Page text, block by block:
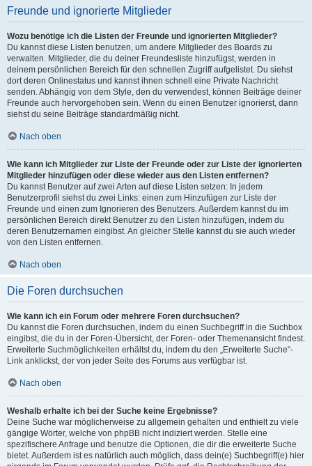
Freunde und ignorierte Mitglieder
Wozu benötige ich die Listen der Freunde und ignorierten Mitglieder?
Du kannst diese Listen benutzen, um andere Mitglieder des Boards zu
verwalten. Mitglieder, die du deiner Freundesliste hinzufügst, werden in
deinem persönlichen Bereich für den schnellen Zugriff aufgelistet. Du siehst
dort deren Onlinestatus und kannst ihnen schnell eine Private Nachricht
senden. Abhängig von dem Style, den du verwendest, können Beiträge deiner
Freunde auch hervorgehoben sein. Wenn du einen Benutzer ignorierst, dann
siehst du seine Beiträge standardmäßig nicht.
Nach oben
Wie kann ich Mitglieder zur Liste der Freunde oder zur Liste der ignorierten
Mitglieder hinzufügen oder diese wieder aus den Listen entfernen?
Du kannst Benutzer auf zwei Arten auf diese Listen setzen: In jedem
Benutzerprofil siehst du zwei Links: einen zum Hinzufügen zur Liste der
Freunde und einen zum Ignorieren des Benutzers. Außerdem kannst du im
persönlichen Bereich direkt Benutzer zu den Listen hinzufügen, indem du
deren Benutzernamen eingibst. An gleicher Stelle kannst du sie auch wieder
von den Listen entfernen.
Nach oben
Die Foren durchsuchen
Wie kann ich ein Forum oder mehrere Foren durchsuchen?
Du kannst die Foren durchsuchen, indem du einen Suchbegriff in die Suchbox
eingibst, die du in der Foren-Übersicht, der Foren- oder Themenansicht findest.
Erweiterte Suchmöglichkeiten erhältst du, indem du den „Erweiterte Suche“-
Link anklickst, der von jeder Seite des Forums aus verfügbar ist.
Nach oben
Weshalb erhalte ich bei der Suche keine Ergebnisse?
Deine Suche war möglicherweise zu allgemein gehalten und enthielt zu viele
gängige Wörter, welche von phpBB nicht indiziert werden. Stelle eine
spezifischere Anfrage und benutze die Optionen, die dir die erweiterte Suche
bietet. Außerdem ist es natürlich auch möglich, dass dein(e) Suchbegriff(e) hier